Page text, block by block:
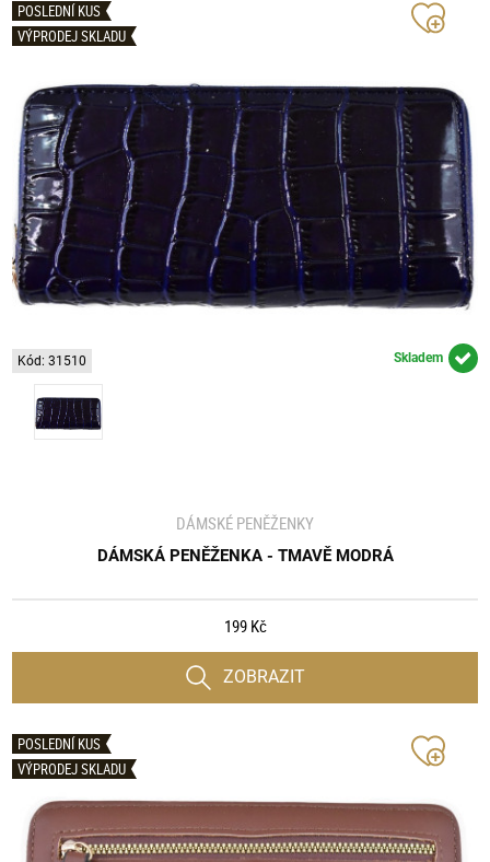
POSLEDNÍ KUS
VÝPRODEJ SKLADU
Kód: 31510 Skladem
DÁMSKÉ PENĚŽENKY
DÁMSKÁ PENĚŽENKA - TMAVĚ MODRÁ
199 Kč
ZOBRAZIT
POSLEDNÍ KUS
VÝPRODEJ SKLADU